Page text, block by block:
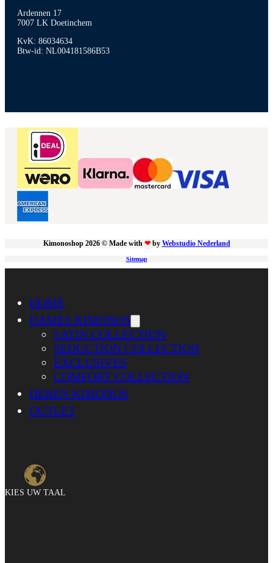
Ardennen 17
7007 LK Doetinchem
KvK: 86034634
Btw-id: NL004181586B53
Kimonoshop 2026 © Made with ❤ by Webstudio Nederland
Sitemap
HOME
DAMES KIMONOS
SATIN COLLECTION
SEDUCTION COLLECTION
EXCLUSIVES
COMFORT COLLECTION
HEREN KIMONOS
OUTLET
KIES UW TAAL